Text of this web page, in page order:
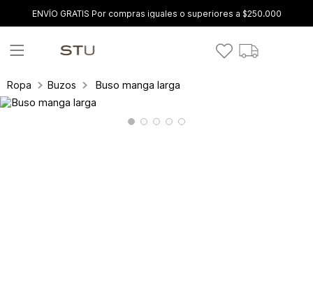
ENVÍO GRATIS Por compras iguales o superiores a $250.000
Ropa Buzos Buso manga larga